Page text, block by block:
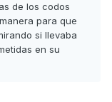
de los codos
para que
si llevaba
en su